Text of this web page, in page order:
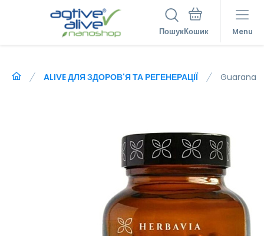
Пошук Menu
ALIVE ДЛЯ ЗДОРОВ'Я ТА РЕГЕНЕРАЦІЇ Guarana